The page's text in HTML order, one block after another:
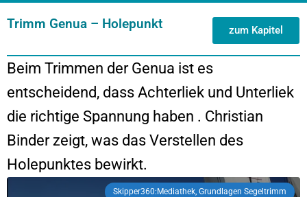
Trimm Genua – Holepunkt zum Kapitel
Beim Trimmen der Genua ist es
entscheidend, dass Achterliek und Unterliek
die richtige Spannung haben . Christian
Binder zeigt, was das Verstellen des
Holepunktes bewirkt.
Skipper360:Mediathek, Grundlagen Segeltrimm